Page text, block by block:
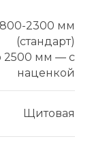
2300 мм
(стандарт)
2500 мм — с
наценкой
Щитовая